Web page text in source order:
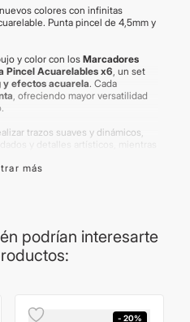
colores con infinitas
Punta pincel de 4,5mm y
y color con los Marcadores
Pincel Acuarelables x6 , un set
efectos acuarela. Cada
, ofreciendo mayor versatilidad
trazos suaves y dinámicos,
y detalles artísticos, mientras
mezclar colores con agua para
para desarrollar la creatividad.
más
podrían interesarte
- 20%